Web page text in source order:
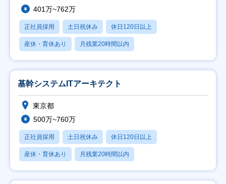
401万~762万
正社員採用 土日祝休み 休日120日以上
産休・育休あり 月残業20時間以内
基幹システムITアーキテクト
東京都
500万~760万
正社員採用 土日祝休み 休日120日以上
産休・育休あり 月残業20時間以内